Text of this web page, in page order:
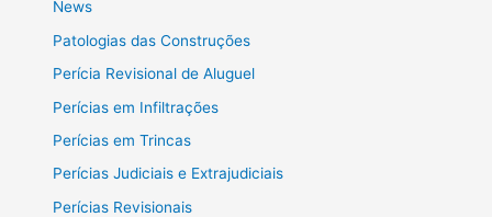
News
Patologias das Construções
Perícia Revisional de Aluguel
Perícias em Infiltrações
Perícias em Trincas
Perícias Judiciais e Extrajudiciais
Perícias Revisionais